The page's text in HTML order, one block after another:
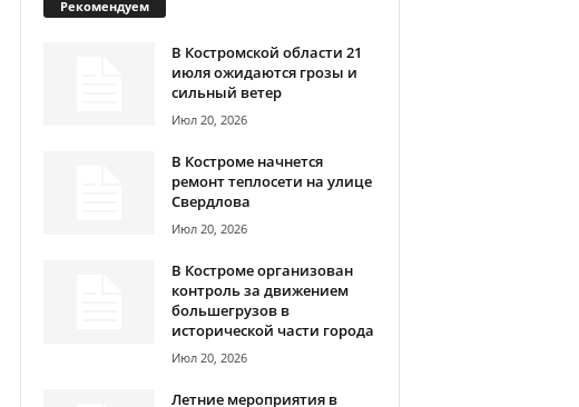
Рекомендуем
В Костромской области 21
июля ожидаются грозы и
сильный ветер
Июл 20, 2026
В Костроме начнется
ремонт теплосети на улице
Свердлова
Июл 20, 2026
В Костроме организован
контроль за движением
большегрузов в
исторической части города
Июл 20, 2026
Летние мероприятия в